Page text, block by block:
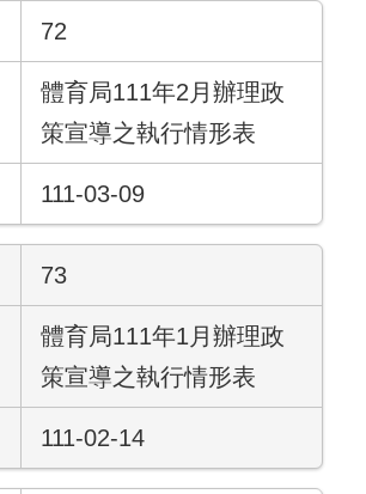
72
體育局111年2月辦理政
策宣導之執行情形表
111-03-09
73
體育局111年1月辦理政
策宣導之執行情形表
111-02-14